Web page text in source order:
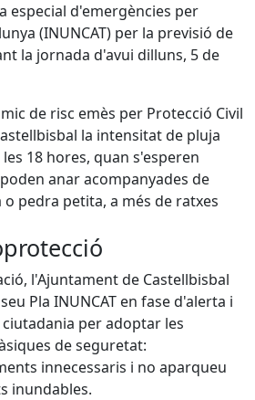
especial d'emergències per
(INUNCAT) per la previsió de
la jornada d'avui dilluns, 5 de
de risc emès per Protecció Civil
la intensitat de pluja
18 hores, quan s'esperen
anar acompanyades de
pedra petita, a més de ratxes
l'Ajuntament de Castellbisbal
Pla INUNCAT en fase d'alerta i
per adoptar les
de seguretat:
innecessaris i no aparqueu
inundables.